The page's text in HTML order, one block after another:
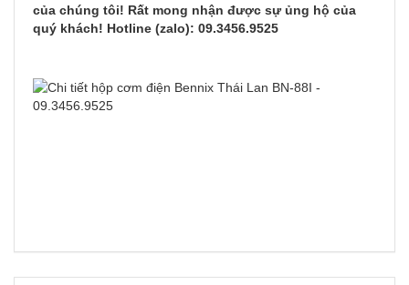
của chúng tôi! Rất mong nhận được sự ủng hộ của
quý khách! Hotline (zalo): 09.3456.9525